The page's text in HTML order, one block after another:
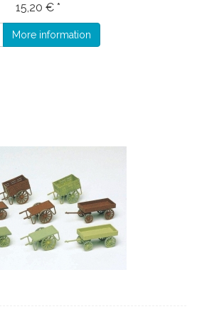
15,20 € *
More information